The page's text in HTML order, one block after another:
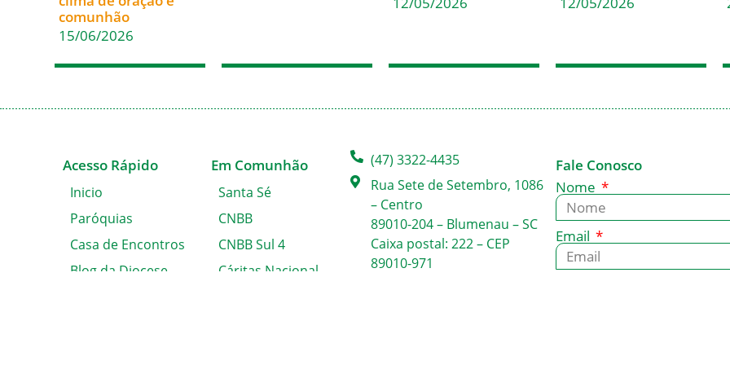
comunhão
15/06/2026
Acesso Rápido
Inicio
Paróquias
Casa de Encontros
Blog da Diocese
Em Comunhão
Santa Sé
CNBB
CNBB Sul 4
Cáritas Nacional
(47) 3322-4435
Rua Sete de Setembro, 1086
– Centro
89010-204 – Blumenau – SC
Caixa postal: 222 – CEP
89010-971
Fale Conosco
Nome
Email